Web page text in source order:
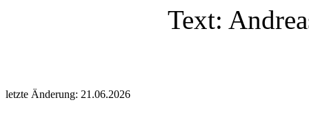
Text:
letzte Änderung: 21.06.2026